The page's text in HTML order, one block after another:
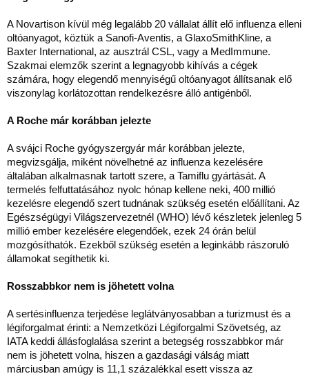
A Novartison kívül még legalább 20 vállalat állít elő influenza elleni
oltóanyagot, köztük a Sanofi-Aventis, a GlaxoSmithKline, a
Baxter International, az ausztrál CSL, vagy a MedImmune.
Szakmai elemzők szerint a legnagyobb kihívás a cégek
számára, hogy elegendő mennyiségű oltóanyagot állítsanak elő
viszonylag korlátozottan rendelkezésre álló antigénből.
A Roche már korábban jelezte
A svájci Roche gyógyszergyár már korábban jelezte,
megvizsgálja, miként növelhetné az influenza kezelésére
általában alkalmasnak tartott szere, a Tamiflu gyártását. A
termelés felfuttatásához nyolc hónap kellene neki, 400 millió
kezelésre elegendő szert tudnának szükség esetén előállítani. Az
Egészségügyi Világszervezetnél (WHO) lévő készletek jelenleg 5
millió ember kezelésére elegendőek, ezek 24 órán belül
mozgósíthatók. Ezekből szükség esetén a leginkább rászoruló
államokat segíthetik ki.
Rosszabbkor nem is jöhetett volna
A sertésinfluenza terjedése leglátványosabban a turizmust és a
légiforgalmat érinti: a Nemzetközi Légiforgalmi Szövetség, az
IATA keddi állásfoglalása szerint a betegség rosszabbkor már
nem is jöhetett volna, hiszen a gazdasági válság miatt
márciusban amúgy is 11,1 százalékkal esett vissza az